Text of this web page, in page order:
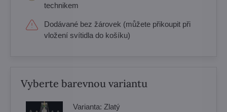
technikem
Dodávané bez žárovek (můžete přikoupit při
vložení svítidla do košíku)
Vyberte barevnou variantu
Varianta: Zlatý